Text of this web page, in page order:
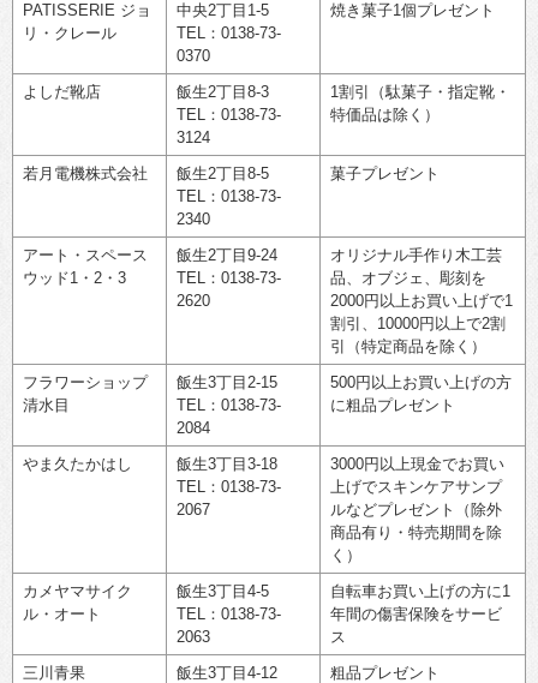
PATISSERIE ジョ
リ・クレール
中央2丁目1-5
TEL：0138-73-
0370
焼き菓子1個プレゼント
よしだ靴店
飯生2丁目8-3
TEL：0138-73-
3124
1割引（駄菓子・指定靴・
特価品は除く）
若月電機株式会社
飯生2丁目8-5
TEL：0138-73-
2340
菓子プレゼント
アート・スペース
ウッド1・2・3
飯生2丁目9-24
TEL：0138-73-
2620
オリジナル手作り木工芸
品、オブジェ、彫刻を
2000円以上お買い上げで1
割引、10000円以上で2割
引（特定商品を除く）
フラワーショップ
清水目
飯生3丁目2-15
TEL：0138-73-
2084
500円以上お買い上げの方
に粗品プレゼント
やま久たかはし
飯生3丁目3-18
TEL：0138-73-
2067
3000円以上現金でお買い
上げでスキンケアサンプ
ルなどプレゼント（除外
商品有り・特売期間を除
く）
カメヤマサイク
ル・オート
飯生3丁目4-5
TEL：0138-73-
2063
自転車お買い上げの方に1
年間の傷害保険をサービ
ス
三川青果
飯生3丁目4-12
粗品プレゼント